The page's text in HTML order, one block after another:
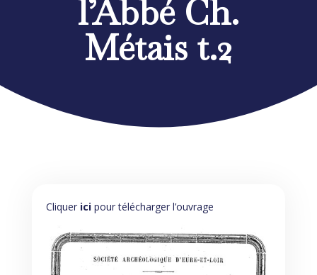
l’Abbé Ch.
Métais t.2
Cliquericipour télécharger l’ouvrage